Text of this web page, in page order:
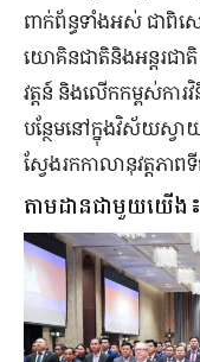
ពាក់ព័ន្ធទាំងអស់ ជាពិស
យោគិនជាតិនិងអន្តរជា
វត្តន៍ និងលើកកម្ពស់ការ
បន្ថែមនៅក្នុងវិស័យស្វា
ស្វែងរកកាលានុវត្តភា
តាមដានជាមួយយើង៖